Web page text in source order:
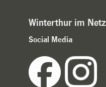
Winterthur im Netz
Social Media